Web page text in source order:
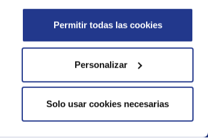
Permitir todas las cookies
Personalizar
Solo usar cookies necesarias